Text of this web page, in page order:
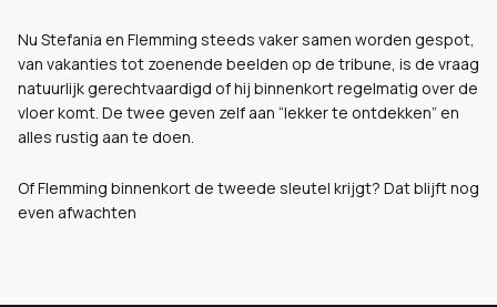
Nu Stefania en Flemming steeds vaker samen worden gespot,
van vakanties tot zoenende beelden op de tribune, is de vraag
natuurlijk gerechtvaardigd of hij binnenkort regelmatig over de
vloer komt. De twee geven zelf aan “lekker te ontdekken” en
alles rustig aan te doen.
Of Flemming binnenkort de tweede sleutel krijgt? Dat blijft nog
even afwachten